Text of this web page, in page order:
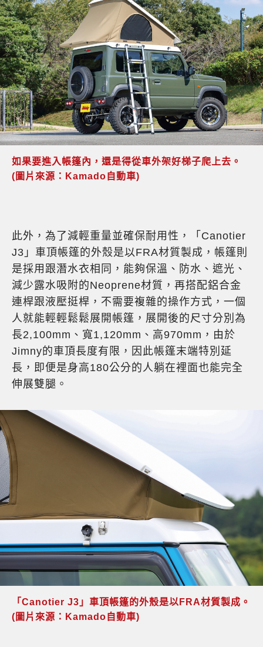
如果要進入帳篷內，還是得從車外架好梯子爬上去。
(圖片來源：Kamado自動車)
此外，為了減輕重量並確保耐用性，「Canotier
J3」車頂帳篷的外殼是以FRA材質製成，帳篷則
是採用跟潛水衣相同，能夠保溫、防水、遮光、
減少露水吸附的Neoprene材質，再搭配鋁合金
連桿跟液壓挺桿，不需要複雜的操作方式，一個
人就能輕輕鬆鬆展開帳篷，展開後的尺寸分別為
長2,100mm、寬1,120mm、高970mm，由於
Jimny的車頂長度有限，因此帳篷末端特別延
長，即便是身高180公分的人躺在裡面也能完全
伸展雙腿。
「Canotier J3」車頂帳篷的外殼是以FRA材質製成。
(圖片來源：Kamado自動車)